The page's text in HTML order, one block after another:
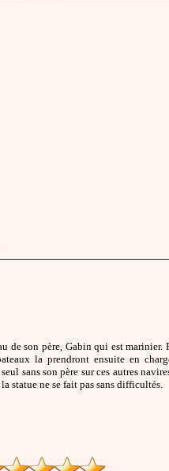
de son père, Gabin qui est
la prendront ensuite en
sans son père sur ces autres
statue ne se fait pas sans difficultés.